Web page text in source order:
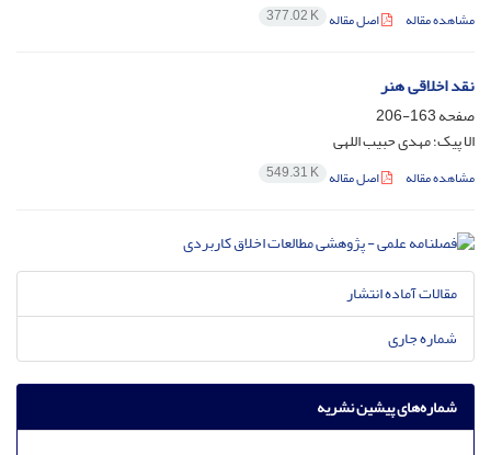
مشاهده مقاله اصل مقاله 377.02 K
نقد اخلاقی هنر
صفحه163-206
الا پیک؛ مهدی حبیب اللهی
مشاهده مقاله اصل مقاله 549.31 K
مقالات آماده انتشار
شماره جاری
شماره‌های پیشین نشریه